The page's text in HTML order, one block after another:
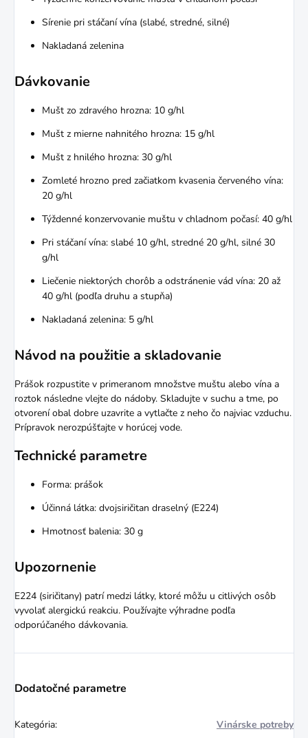
Sírenie pri stáčaní vína (slabé, stredné, silné)
Nakladaná zelenina
Dávkovanie
Mušt zo zdravého hrozna: 10 g/hl
Mušt z mierne nahnitého hrozna: 15 g/hl
Mušt z hnilého hrozna: 30 g/hl
Zomleté hrozno pred začiatkom kvasenia červeného vína:
20 g/hl
Týždenné konzervovanie muštu v chladnom počasí: 40 g/hl
Pri stáčaní vína: slabé 10 g/hl, stredné 20 g/hl, silné 30
g/hl
Liečenie niektorých chorôb a odstránenie vád vína: 20 až
40 g/hl (podľa druhu a stupňa)
Nakladaná zelenina: 5 g/hl
Návod na použitie a skladovanie
Prášok rozpustite v primeranom množstve muštu alebo vína a
roztok následne vlejte do nádoby. Skladujte v suchu a tme, po
otvorení obal dobre uzavrite a vytlačte z neho čo najviac vzduchu.
Prípravok nerozpúšťajte v horúcej vode.
Technické parametre
Forma: prášok
Účinná látka: dvojsiričitan draselný (E224)
Hmotnosť balenia: 30 g
Upozornenie
E224 (siričitany) patrí medzi látky, ktoré môžu u citlivých osôb
vyvolať alergickú reakciu. Používajte výhradne podľa
odporúčaného dávkovania.
Dodatočné parametre
Kategória: Vinárske potreby